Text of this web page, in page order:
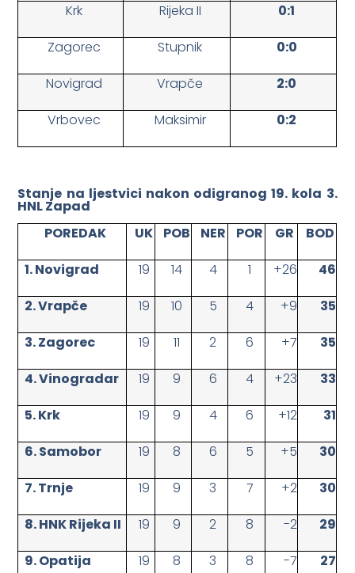
Krk
Rijeka II
0:1
Zagorec
Stupnik
0:0
Novigrad
Vrapče
2:0
Vrbovec
Maksimir 0:2
Stanje na ljestvici nakon odigranog 19. kola 3.
HNL Zapad
POREDAK
UK POB NER POR GR
BOD
1. Novigrad
19 14 4 1 +26
46
2. Vrapče
19 10 5 4 +9
35
3. Zagorec
19 11 2 6 +7
35
4. Vinogradar
19 9 6 4 +23
33
5. Krk
19 9 4 6 +12
31
6. Samobor
19 8 6 5 +5
30
7. Trnje
19 9 3 7 +2
30
8. HNK Rijeka II
19 9 2 8 -2
29
9. Opatija
19 8 3 8 -7
27